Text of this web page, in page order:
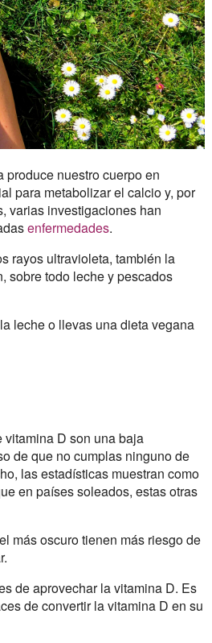
produce nuestro cuerpo en
para metabolizar el calcio y, por
varias investigaciones han
enfermedades.
rayos ultravioleta, también la
sobre todo leche y pescados
leche o llevas una dieta vegana
D son una baja
de que no cumplas ninguno de
las estadísticas muestran como
en países soleados, estas otras
más oscuro tienen más riesgo de
de aprovechar la vitamina D. Es
de convertir la vitamina D en su